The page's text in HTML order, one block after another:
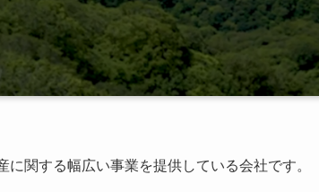
関する幅広い事業を提供している会社です。